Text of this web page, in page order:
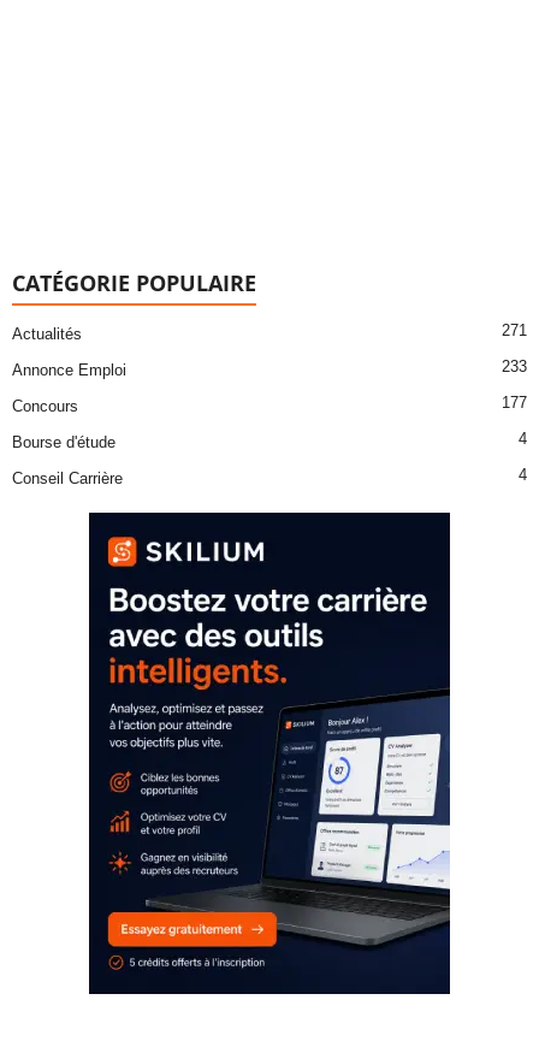
CATÉGORIE POPULAIRE
Actualités 271
Annonce Emploi 233
Concours 177
Bourse d'étude 4
Conseil Carrière 4